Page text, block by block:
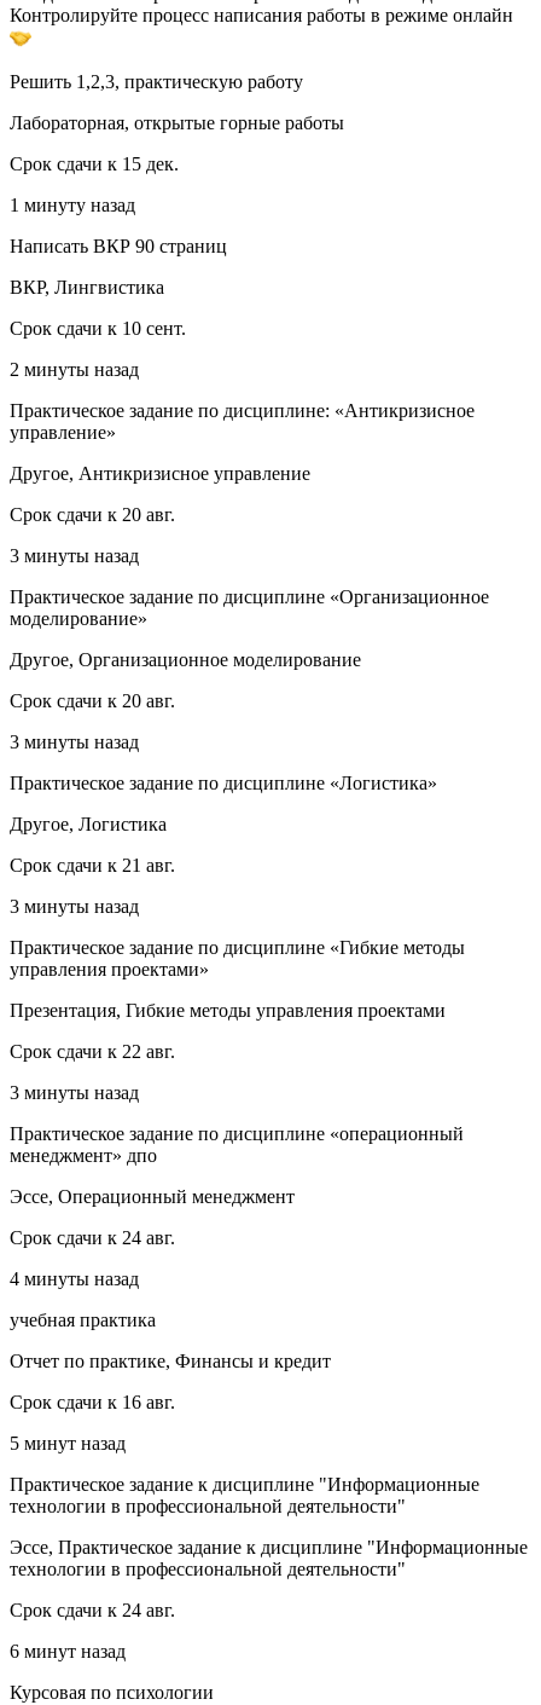
Контролируйте процесс написания работы в режиме онлайн
Решить 1,2,3, практическую работу
Лабораторная, открытые горные работы
Срок сдачи к 15 дек.
1 минуту назад
Написать ВКР 90 страниц
ВКР, Лингвистика
Срок сдачи к 10 сент.
2 минуты назад
Практическое задание по дисциплине: «Антикризисное
управление»
Другое, Антикризисное управление
Срок сдачи к 20 авг.
3 минуты назад
Практическое задание по дисциплине «Организационное
моделирование»
Другое, Организационное моделирование
Срок сдачи к 20 авг.
3 минуты назад
Практическое задание по дисциплине «Логистика»
Другое, Логистика
Срок сдачи к 21 авг.
3 минуты назад
Практическое задание по дисциплине «Гибкие методы
управления проектами»
Презентация, Гибкие методы управления проектами
Срок сдачи к 22 авг.
3 минуты назад
Практическое задание по дисциплине «операционный
менеджмент» дпо
Эссе, Операционный менеджмент
Срок сдачи к 24 авг.
4 минуты назад
учебная практика
Отчет по практике, Финансы и кредит
Срок сдачи к 16 авг.
5 минут назад
Практическое задание к дисциплине "Информационные
технологии в профессиональной деятельности"
Эссе, Практическое задание к дисциплине "Информационные
технологии в профессиональной деятельности"
Срок сдачи к 24 авг.
6 минут назад
Курсовая по психологии